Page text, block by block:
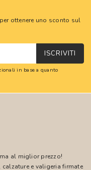
ottenere uno sconto sul
ISCRIVITI
in base a quanto
al miglior prezzo!
e valigeria firmate